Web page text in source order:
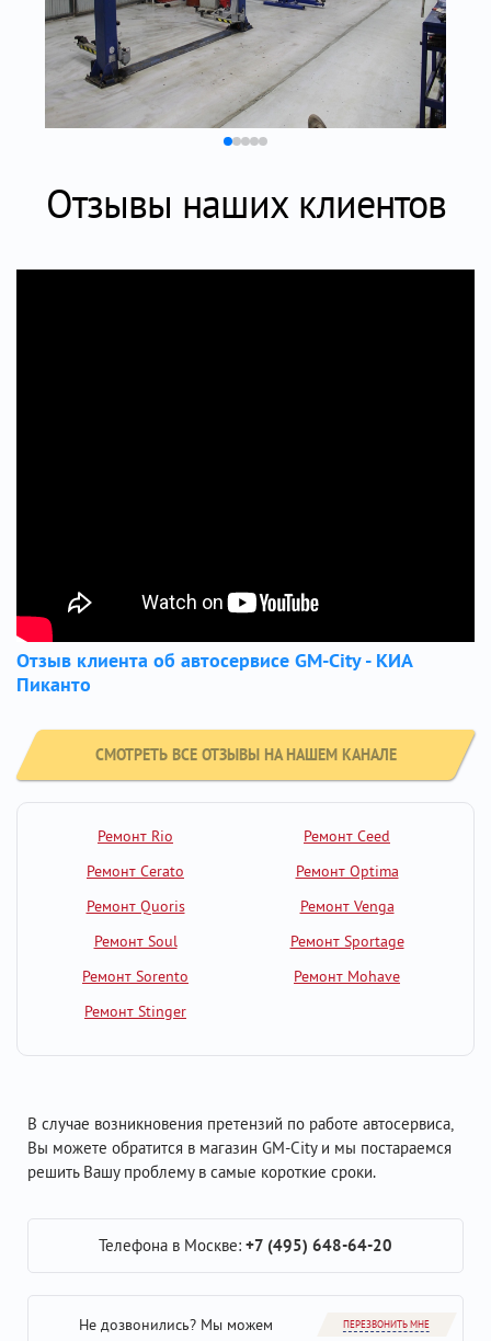
Отзывы наших клиентов
Отзыв клиента об автосервисе GM-City - КИА
Пиканто
СМОТРЕТЬ ВСЕ ОТЗЫВЫ НА НАШЕМ КАНАЛЕ
Ремонт Rio
Ремонт Ceed
Ремонт Cerato
Ремонт Optima
Ремонт Quoris
Ремонт Venga
Ремонт Soul
Ремонт Sportage
Ремонт Sorento
Ремонт Mohave
Ремонт Stinger
В случае возникновения претензий по работе автосервиса,
Вы можете обратится в магазин GM-City и мы постараемся
решить Вашу проблему в самые короткие сроки.
Телефона в Москве: +7 (495) 648-64-20
Не дозвонились? Мы можем ПЕРЕЗВОНИТЬ МНЕ